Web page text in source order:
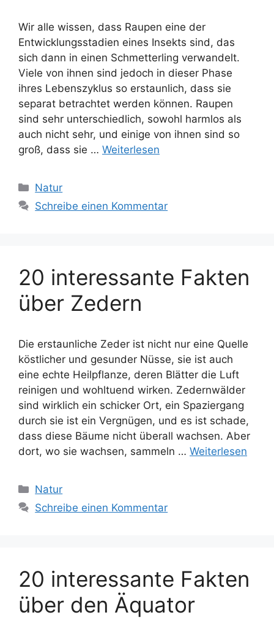
Wir alle wissen, dass Raupen eine der
Entwicklungsstadien eines Insekts sind, das
sich dann in einen Schmetterling verwandelt.
Viele von ihnen sind jedoch in dieser Phase
ihres Lebenszyklus so erstaunlich, dass sie
separat betrachtet werden können. Raupen
sind sehr unterschiedlich, sowohl harmlos als
auch nicht sehr, und einige von ihnen sind so
groß, dass sie … Weiterlesen
Kategorien
Natur
Schreibe einen Kommentar
20 interessante Fakten
über Zedern
Die erstaunliche Zeder ist nicht nur eine Quelle
köstlicher und gesunder Nüsse, sie ist auch
eine echte Heilpflanze, deren Blätter die Luft
reinigen und wohltuend wirken. Zedernwälder
sind wirklich ein schicker Ort, ein Spaziergang
durch sie ist ein Vergnügen, und es ist schade,
dass diese Bäume nicht überall wachsen. Aber
dort, wo sie wachsen, sammeln … Weiterlesen
Kategorien
Natur
Schreibe einen Kommentar
20 interessante Fakten
über den Äquator